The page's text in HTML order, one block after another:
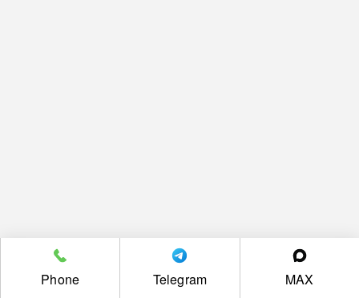
Phone Telegram MAX